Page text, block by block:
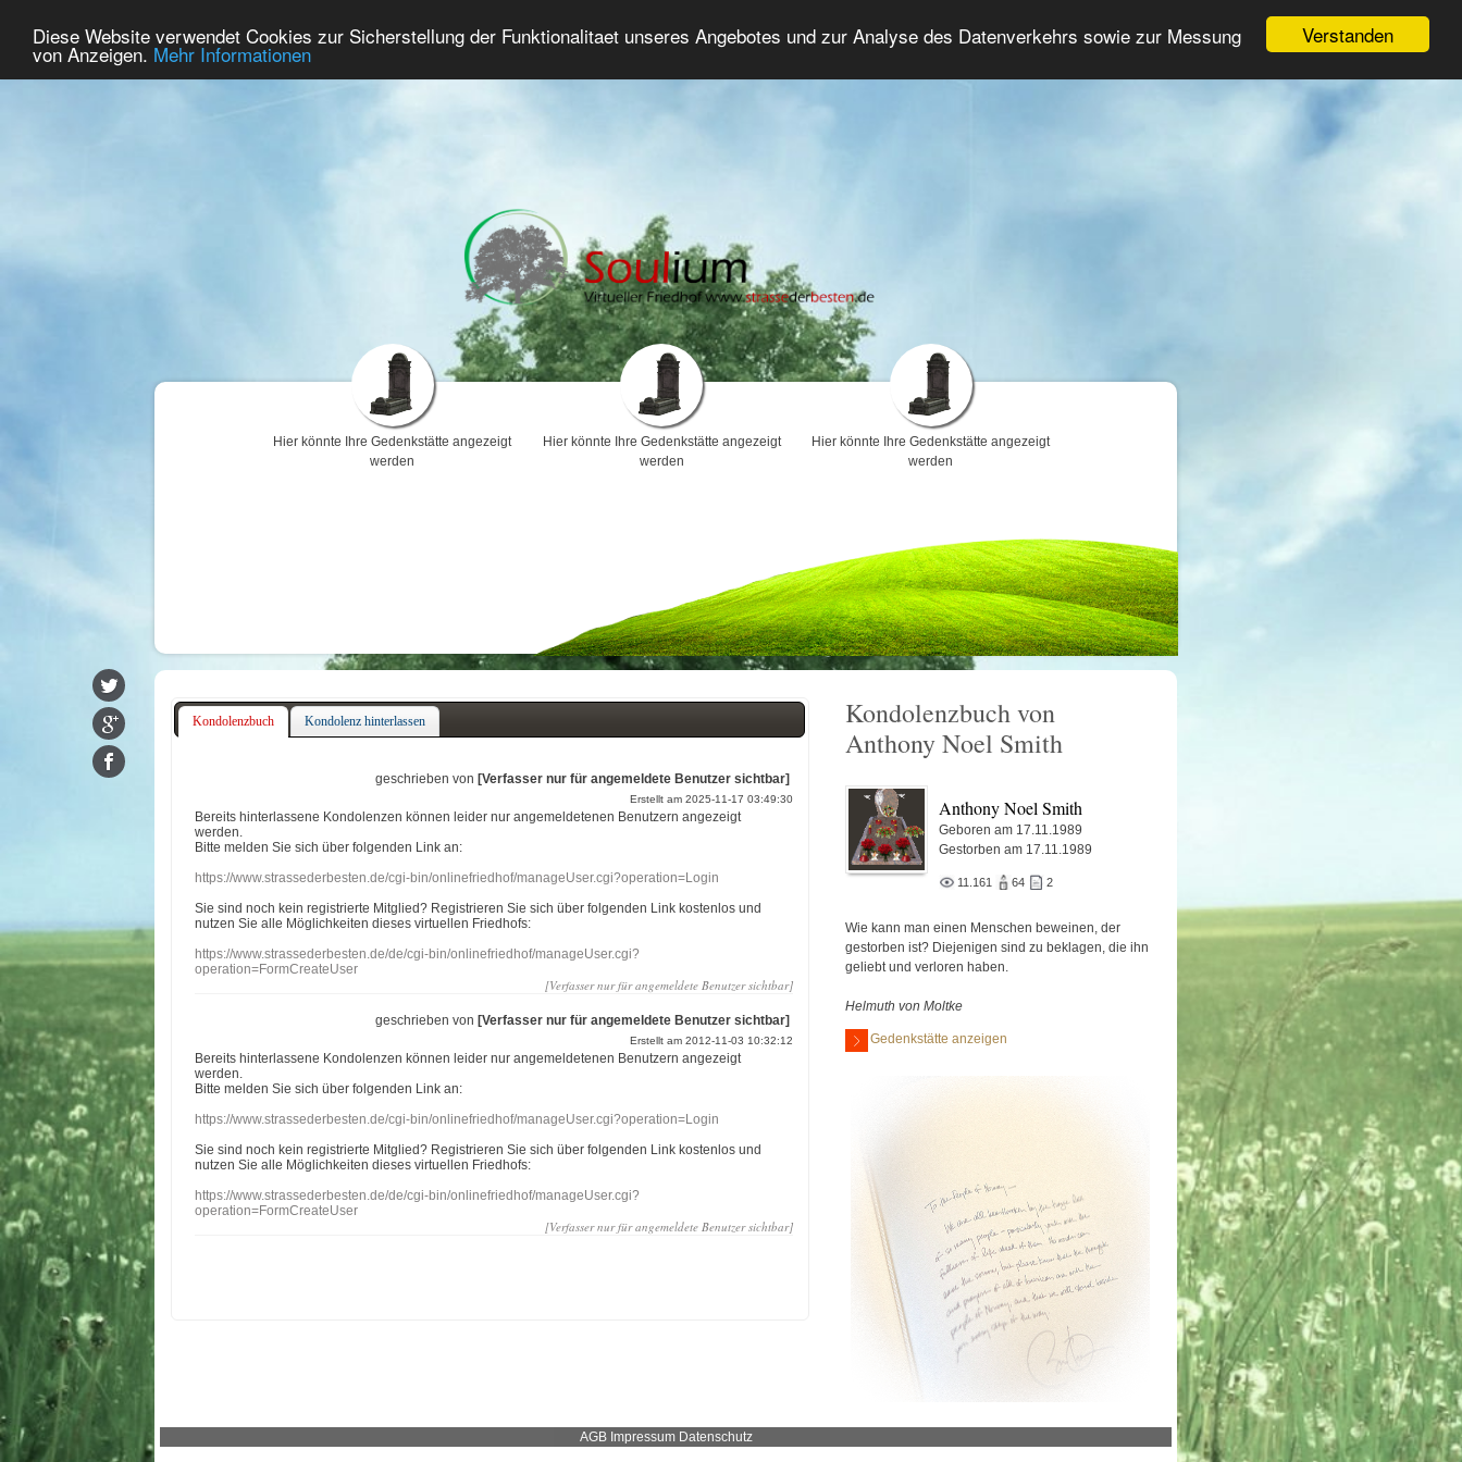
Verstanden
Diese Website verwendet Cookies zur Sicherstellung der Funktionalitaet unseres Angebotes und zur Analyse des Datenverkehrs sowie zur Messung
von Anzeigen. Mehr Informationen
Home Premium Gedenken Trauerforum Erweiterte Suche Anmelden
Hier könnte Ihre Gedenkstätte angezeigt
werden
Hier könnte Ihre Gedenkstätte angezeigt
werden
Hier könnte Ihre Gedenkstätte angezeigt
werden
Kondolenzbuch Kondolenz hinterlassen
geschrieben von [Verfasser nur für angemeldete Benutzer sichtbar]
Erstellt am 2025-11-17 03:49:30
Bereits hinterlassene Kondolenzen können leider nur angemeldetenen Benutzern angezeigt
werden.
Bitte melden Sie sich über folgenden Link an:
https://www.strassederbesten.de/cgi-bin/onlinefriedhof/manageUser.cgi?operation=Login
Sie sind noch kein registrierte Mitglied? Registrieren Sie sich über folgenden Link kostenlos und
nutzen Sie alle Möglichkeiten dieses virtuellen Friedhofs:
https://www.strassederbesten.de/de/cgi-bin/onlinefriedhof/manageUser.cgi?
operation=FormCreateUser
[Verfasser nur für angemeldete Benutzer sichtbar]
geschrieben von [Verfasser nur für angemeldete Benutzer sichtbar]
Erstellt am 2012-11-03 10:32:12
Bereits hinterlassene Kondolenzen können leider nur angemeldetenen Benutzern angezeigt
werden.
Bitte melden Sie sich über folgenden Link an:
https://www.strassederbesten.de/cgi-bin/onlinefriedhof/manageUser.cgi?operation=Login
Sie sind noch kein registrierte Mitglied? Registrieren Sie sich über folgenden Link kostenlos und
nutzen Sie alle Möglichkeiten dieses virtuellen Friedhofs:
https://www.strassederbesten.de/de/cgi-bin/onlinefriedhof/manageUser.cgi?
operation=FormCreateUser
[Verfasser nur für angemeldete Benutzer sichtbar]
Kondolenzbuch von
Anthony Noel Smith
Anthony Noel Smith
Geboren am 17.11.1989
Gestorben am 17.11.1989
11.161 64 2
Wie kann man einen Menschen beweinen, der
gestorben ist? Diejenigen sind zu beklagen, die ihn
geliebt und verloren haben.
Helmuth von Moltke
Gedenkstätte anzeigen
AGB Impressum Datenschutz